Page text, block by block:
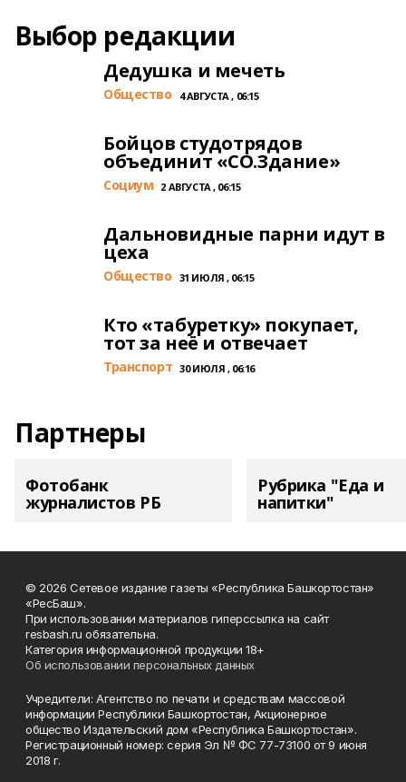
Выбор редакции
Дедушка и мечеть
Общество 4 АВГУСТА , 06:15
Бойцов студотрядов
объединит «СО.Здание»
Cоциум 2 АВГУСТА , 06:15
Дальновидные парни идут в
цеха
Общество 31 ИЮЛЯ , 06:15
Кто «табуретку» покупает,
тот за неё и отвечает
Транспорт 30 ИЮЛЯ , 06:16
Партнеры
Фотобанк
журналистов РБ
Рубрика "Еда и
напитки"
© 2026 Сетевое издание газеты «Республика Башкортостан»
«РесБаш».
При использовании материалов гиперссылка на сайт
resbash.ru обязательна.
Категория информационной продукции 18+
Об использовании персональных данных
Учредители: Агентство по печати и средствам массовой
информации Республики Башкортостан, Акционерное
общество Издательский дом «Республика Башкортостан».
Регистрационный номер: серия Эл № ФС 77-73100 от 9 июня
2018 г.